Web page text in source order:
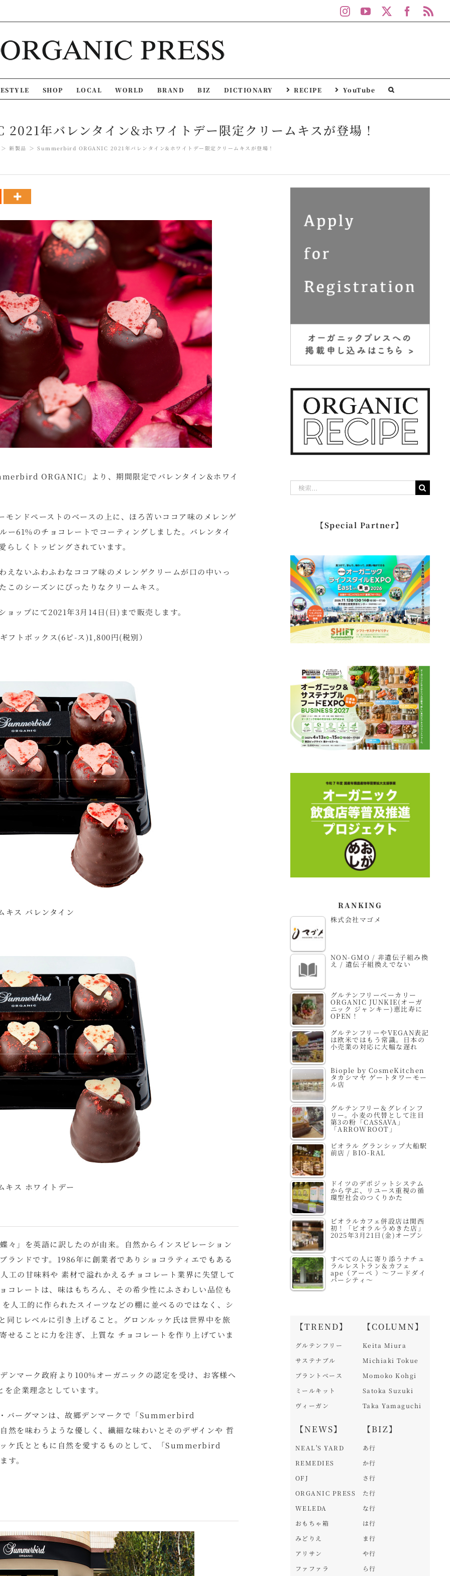
InstagramYouTube
SHOP LOCAL WORLD BRAND BIZ DICTIONARY RECIPE YouTube
年バレンタイン&ホワイトデー限定クリームキスが登場！
新製品 Summerbird ORGANIC 2021年バレンタイン&ホワイトデー限定クリームキスが登場！
ORGANIC」より、期間限定でバレンタイン&ホワイ
ンドペーストのベースの上に、ほろ苦いココア味のメレンゲ
61%のチョコレートでコーティングしました。バレンタイ
しくトッピングされています。
えないふわふわなココア味のメレンゲクリームが口の中いっ
のシーズンにぴったりなクリームキス。
ップにて2021年3月14日(日)まで販売します。
トボックス(6ピ-ス)1,800円(税別）
キス バレンタイン
キス ホワイトデー
」を英語に訳したのが由来。自然からインスピレーション
ランドです。1986年に創業者でありショコラティエでもある
の甘味料や 素材で溢れかえるチョコレート業界に失望して
コレートは、味はもちろん、その希少性にふさわしい品位も
人工的に作られたスイーツなどの棚に並べるのではなく、シ
同じレベルに引き上げること。グロンルッケ氏は世界中を旅
せることに力を注ぎ、上質な チョコレートを作り上げていま
マーク政府より100%オーガニックの認定を受け、お客様へ
企業理念としています。
バーグマンは、故郷デンマークで「Summerbird
を味わうような優しく、繊細な味わいとそのデザインや 哲
ケ氏とともに自然を愛するものとして、「Summerbird
す。
【Special Partner】
RANKING
株式会社マゴメ
NON-GMO / 非遺伝子組み換
え / 遺伝子組換えでない
グルテンフリーベーカリー
ORGANIC JUNKIE(オーガ
ニック ジャンキー)恵比寿に
OPEN！
グルテンフリーやVEGAN表記
は欧米ではもう常識。日本の
小売業の対応に大幅な遅れ
Biople by CosmeKitchen
タカシマヤ ゲートタワーモー
ル店
グルテンフリー＆グレインフ
リー。小麦の代替として注目
第3の粉「CASSAVA」
「ARROWROOT」
ビオラル グランシップ大船駅
前店 / BIO-RAL
ドイツのデポジットシステム
から学ぶ、リユース重視の循
環型社会のつくりかた
ビオラルカフェ併設店は関西
初！「ビオラルうめきた店」
2025年3月21日(金)オープン
すべての人に寄り添うナチュ
ラルレストラン＆カフェ
ape（アーペ ）～フードダイ
バーシティ～
【TREND】
グルテンフリー
サステナブル
プラントベース
ミールキット
ヴィーガン
【NEWS】
NEAL'S YARD
REMEDIES
OFJ
ORGANIC PRESS
WELEDA
おもちゃ箱
みどりえ
アリサン
ファファラ
【COLUMN】
Keita Miura
Michiaki Tokue
Momoko Kohgi
Satoka Suzuki
Taka Yamaguchi
【BIZ】
あ行
か行
さ行
た行
な行
は行
ま行
や行
ら行